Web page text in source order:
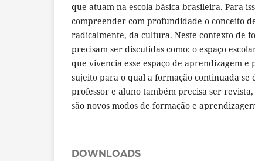
que atuam na escola básica brasileira. Para
compreender com profundidade o conceito
radicalmente, da cultura. Neste contexto de
precisam ser discutidas como: o espaço
que vivencia esse espaço de aprendizagem
sujeito para o qual a formação continuada se
professor e aluno também precisa ser
são novos modos de formação e
DOWNLOADS